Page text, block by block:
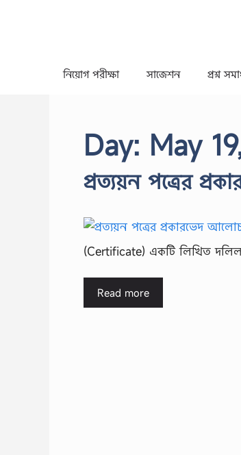
নিয়োগ পরীক্ষা সাজেশন প্রশ্ন
Day: May
প্রত্যয়ন পত্রের
(Certificate) একটি লিখিত দলিল
Read more